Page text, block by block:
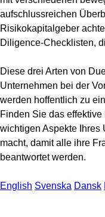
aufschlussreichen
Risikokapitalgeber
Diligence-Checklisten,
Diese drei Arten von
Unternehmen bei der
werden hoffentlich zu
Finden Sie das
wichtigen Aspekte Ihres
macht, damit alle ihre
beantwortet werden.
English Svenska Dansk